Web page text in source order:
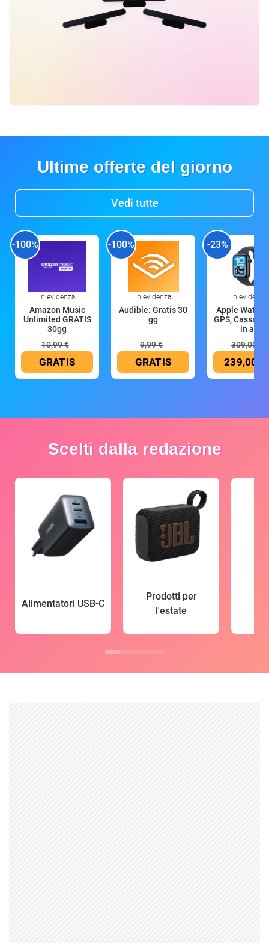
Ultime offerte del giorno
Vedi tutte
-100%
In evidenza
Amazon Music
Unlimited GRATIS
30gg
10,99 €
GRATIS
-100%
In evidenza
Audible: Gratis 30
gg
9,99 €
GRATIS
-23%
In evidenza
Apple Watch
GPS, Cassa
in all
309,00 €
239,00 €
Scelti dalla redazione
Alimentatori USB-C
Prodotti per
l'estate